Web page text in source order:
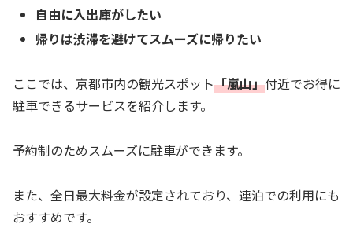
自由に入出庫がしたい
帰りは渋滞を避けてスムーズに帰りたい
ここでは、京都市内の観光スポット「嵐山」付近でお得に
駐車できるサービスを紹介します。
予約制のためスムーズに駐車ができます。
また、全日最大料金が設定されており、連泊での利用にも
おすすめです。